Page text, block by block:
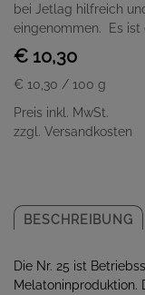
bei Jetlag hilfreich
eingenommen. Es ist
€ 10,30
€ 10,30 / 100 g
Preis inkl. MwSt.
zzgl. Versandkosten
BESCHREIBUNG
Die Nr. 25 ist
Melatoninproduktion.